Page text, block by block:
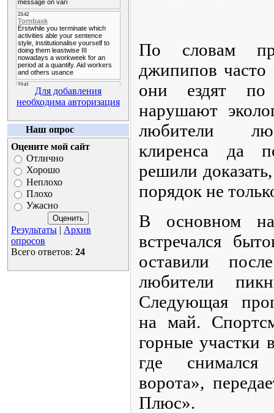
Для добавления
необходима авторизация
Наш опрос
Оцените мой сайт
Отлично
Хорошо
Неплохо
Плохо
Ужасно
Результаты | Архив
опросов
Всего ответов: 24
По словам
джипипов
они ездят
нарушают
любители
клиренса да
решили
порядок не
В основном на
встречался
оставили
любители
Следующая
на май.
горные участки
где
ворота»,
Плюс».